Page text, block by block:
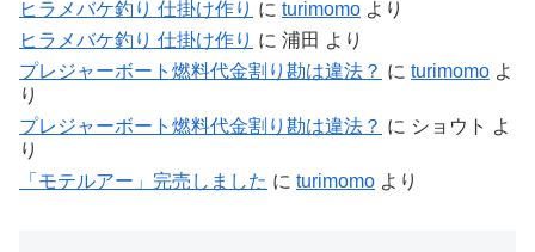
ヒラメバケ釣り 仕掛け作り に turimomo より
ヒラメバケ釣り 仕掛け作り に 浦田 より
プレジャーボート燃料代金割り勘は違法？ に turimomo よ
り
プレジャーボート燃料代金割り勘は違法？ に ショウト よ
り
「モテルアー」完売しました に turimomo より